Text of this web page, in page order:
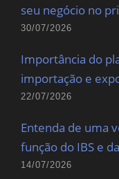
seu negócio no
30/07/2026
Importância do
importação e
22/07/2026
Entenda de uma
função do IBS e
14/07/2026